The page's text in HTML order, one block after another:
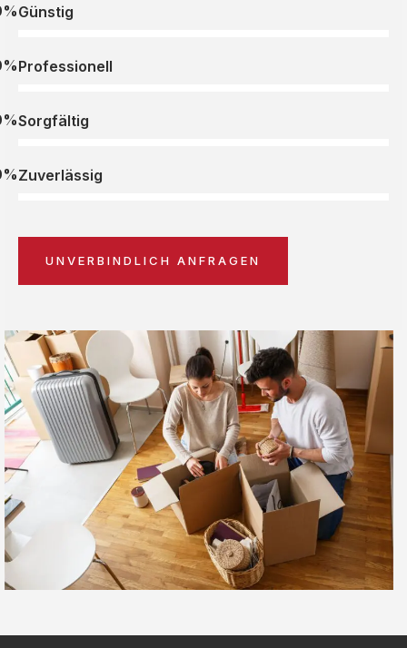
Günstig
Professionell
Sorgfältig
Zuverlässig
UNVERBINDLICH ANFRAGEN